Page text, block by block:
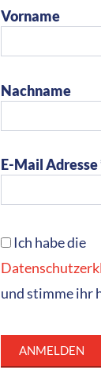
Vorname
Nachname
E-Mail Adresse
Ich habe die
und stimme ihr